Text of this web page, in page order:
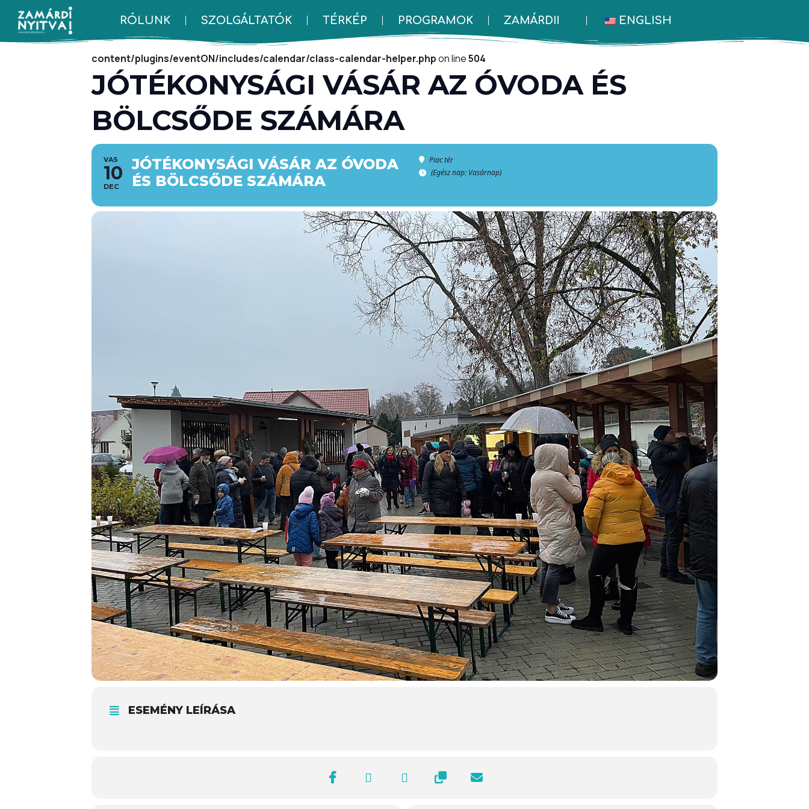
RÓLUNK SZOLGÁLTATÓK TÉRKÉP PROGRAMOK ZAMÁRDI! ENGLISH
Deprecated: Automatic conversion of false to array is deprecated in
/home/sujgzuby/public_html/wp-
content/plugins/eventON/includes/calendar/class-calendar-helper.phpon line504
JÓTÉKONYSÁGI VÁSÁR AZ ÓVODA ÉS
BÖLCSŐDE SZÁMÁRA
VAS
10
DEC
JÓTÉKONYSÁGI VÁSÁR AZ ÓVODA
ÉS BÖLCSŐDE SZÁMÁRA
Piac tér
(Egész nap: Vasárnap)
ESEMÉNY LEÍRÁSA